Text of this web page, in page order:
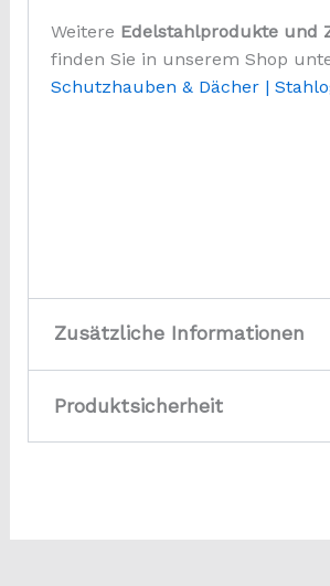
Weitere Edelstahlprodukte und
finden Sie in unserem Shop
Schutzhauben & Dächer |
Zusätzliche Informationen
Produktsicherheit